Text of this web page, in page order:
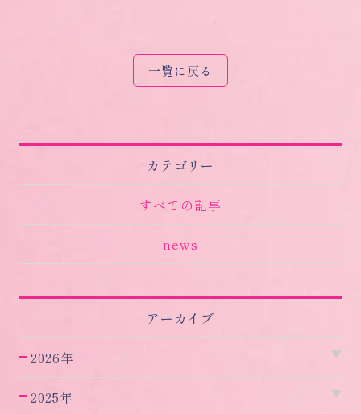
カテゴリー
すべての記事
news
アーカイブ
2026年
2025年
一覧に戻る